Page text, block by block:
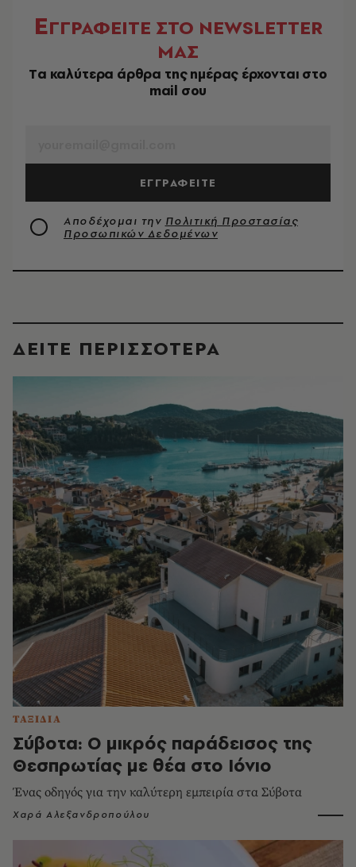
ΕΓΓΡΑΦΕΙΤΕ ΣΤΟ NEWSLETTER
ΜΑΣ
Tα καλύτερα άρθρα της ημέρας έρχονται στο
mail σου
ΕΓΓΡΑΦΕΙΤΕ
Αποδέχομαι την Πολιτική Προστασίας
Προσωπικών Δεδομένων
ΔΕΙΤΕ ΠΕΡΙΣΣΟΤΕΡΑ
ΤΑΞΙΔΙΑ
Σύβοτα: Ο μικρός παράδεισος της
Θεσπρωτίας με θέα στο Ιόνιο
Ένας οδηγός για την καλύτερη εμπειρία στα Σύβοτα
Χαρά Αλεξανδροπούλου